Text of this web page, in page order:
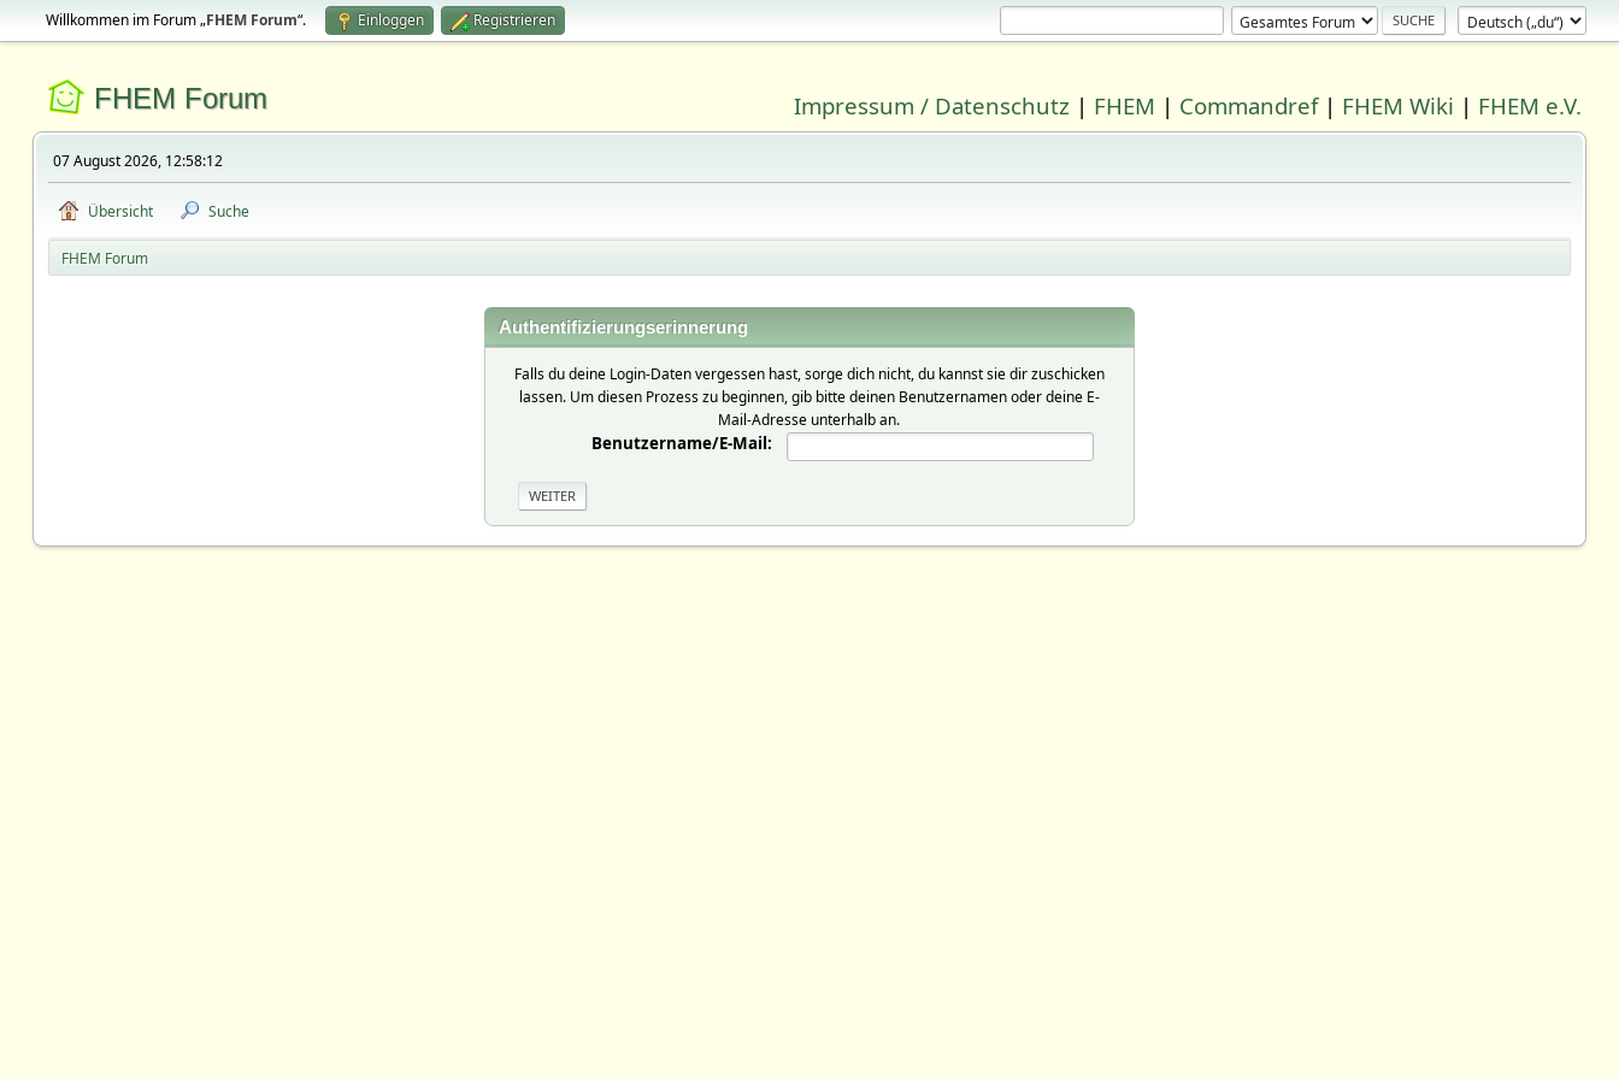
Willkommen im Forum „FHEM Forum“. Einloggen Registrieren
FHEM Forum Impressum / Datenschutz | FHEM | Commandref| FHEM Wiki | FHEM e.V.
07 August 2026, 12:58:12
Übersicht Suche
FHEM Forum
Authentifizierungserinnerung
Falls du deine Login-Daten vergessen hast, sorge dich nicht, du kannst sie dir zuschicken
lassen. Um diesen Prozess zu beginnen, gib bitte deinen Benutzernamen oder deine E-
Mail-Adresse unterhalb an.
Benutzername/E-Mail: